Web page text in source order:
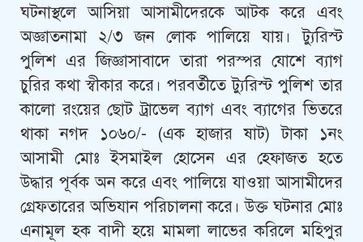
ঘটনাস্থলে আসিয়া আসামীদেরকে আটক করে এবং
অজ্ঞাতনামা ২/৩ জন লোক পালিয়ে যায়। ট্যুরিস্ট
পুলিশ এর জিজ্ঞাসাবাদে তারা পরস্পর যোশে ব্যাগ
চুরির কথা স্বীকার করে। পরবর্তীতে ট্যুরিস্ট পুলিশ তার
কালো রংয়ের ছোট ট্রাভেল ব্যাগ এবং ব্যাগের ভিতরে
থাকা নগদ ১০৬০/- (এক হাজার ষাট) টাকা ১নং
আসামী মোঃ ইসমাইল হোসেন এর হেফাজত হতে
উদ্ধার পূর্বক অন করে এবং পালিয়ে যাওয়া আসামীদের
গ্রেফতারের অভিযান পরিচালনা করে। উক্ত ঘটনার মোঃ
এনামূল হক বাদী হয়ে মামলা লাভের করিলে মহিপুর